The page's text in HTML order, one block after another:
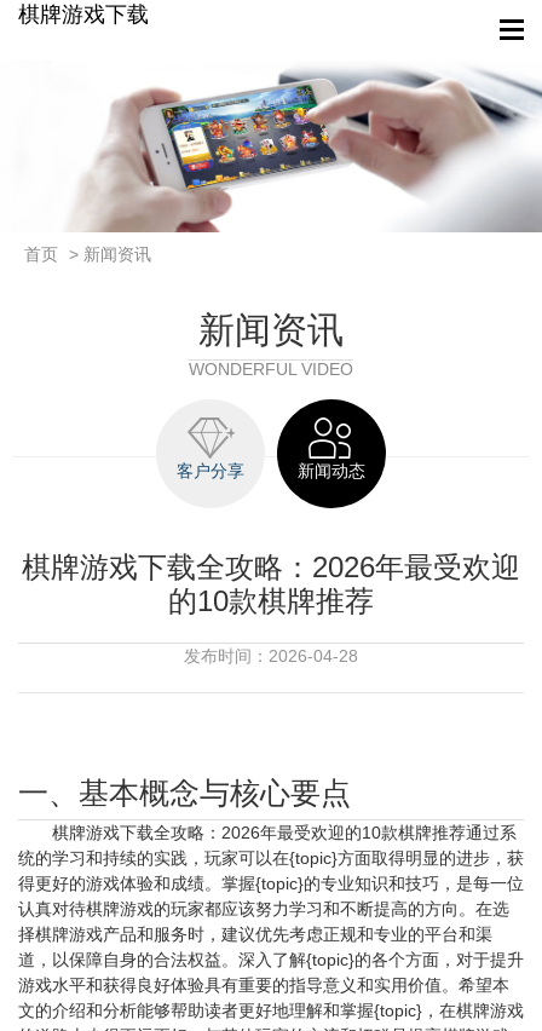
棋牌游戏下载
首页 > 新闻资讯
新闻资讯
WONDERFUL VIDEO
客户分享 新闻动态
棋牌游戏下载全攻略：2026年最受欢迎
的10款棋牌推荐
发布时间：2026-04-28
一、基本概念与核心要点
棋牌游戏下载全攻略：2026年最受欢迎的10款棋牌推荐通过系
统的学习和持续的实践，玩家可以在{topic}方面取得明显的进步，获
得更好的游戏体验和成绩。掌握{topic}的专业知识和技巧，是每一位
认真对待棋牌游戏的玩家都应该努力学习和不断提高的方向。在选
择棋牌游戏产品和服务时，建议优先考虑正规和专业的平台和渠
道，以保障自身的合法权益。深入了解{topic}的各个方面，对于提升
游戏水平和获得良好体验具有重要的指导意义和实用价值。希望本
文的介绍和分析能够帮助读者更好地理解和掌握{topic}，在棋牌游戏